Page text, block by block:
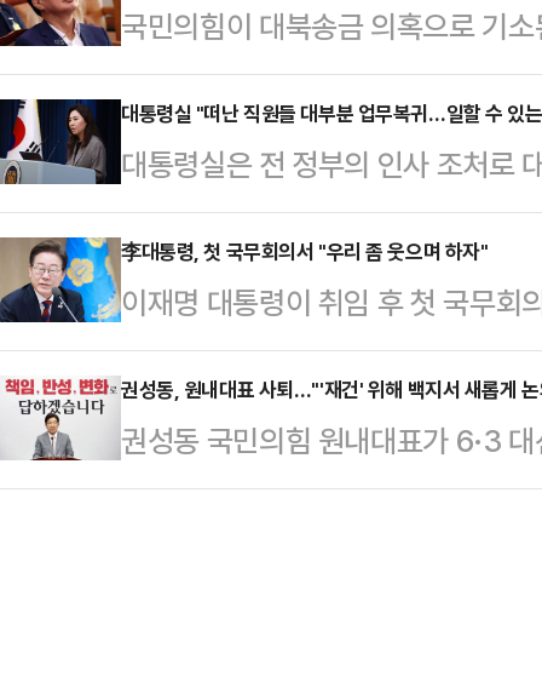
재판을 받아 왔다.5일 법조계에 따
관)는 특정범죄 가중처벌법상 뇌물
7년8개월과 벌금 2억5000만원,
을 확정했다.앞서 검찰은 이 전 부
그룹으로부터…
국민의힘이 대북송금 의혹으로 기
서 7년 8개월의 징역형을 확정 받
에 자신이 있다면, 재판을 중지시킬
다"고 촉구했다.나경원 국민의힘
법 대북송금으로 징역형을 확정 받
급하기로 한 스마트팜 사업비 500
러를 쌍방울 그룹이 대신 내도록 한
일탈이 아니다"라고 규…
대통령실 "떠난 직원들 대부분 업무복귀…일할 수 있
대통령실은 전 정부의 인사 조처로
령의 복귀 명령 하루 만에 대부분
령실 대변인은 5일 오전 브리핑에
업무에 복귀해 조금씩 일할 수 있
강 대변인은 "강훈식 비서실장은
관련한 사항들에 대해 소통할 예정
인선 발표에 앞서 "꼭 무덤 같다. 아
다. 컴퓨터도 …
李대통령, 첫 국무회의서 "우리 좀 웃으며 하자"
이재명 대통령이 취임 후 첫 국무회
하자"고 말했다.이재명 대통령은 5
의에서 모두발언에 앞서 사회자를
다. 좀 어색하죠?"라며 이같이 밝혔
국민들로부터 위임받은 업무를 하
권성동, 원내대표 사퇴…"'재건' 위해 백지서 새롭게
권성동 국민의힘 원내대표가 6·3
재건을 위해 백지에서 새롭게 논의